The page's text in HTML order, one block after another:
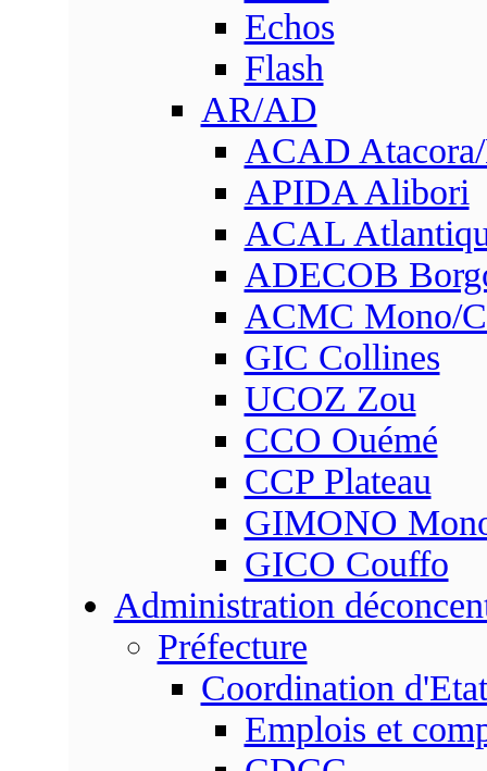
Echos
Flash
AR/AD
ACAD
APIDA Alibori
ACAL
ADECOB
ACMC Mono/
GIC Collines
UCOZ Zou
CCO Ouémé
CCP Plateau
GIMONO
GICO Couffo
Administration
Préfecture
Coordination d'Etat
Emplois et